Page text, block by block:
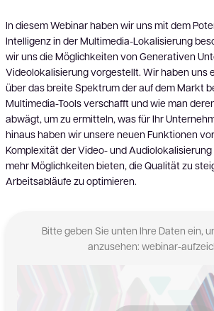
In diesem Webinar haben wir uns mit dem
Intelligenz in der Multimedia-Lokalisierung
wir uns die Möglichkeiten von Generativen
Videolokalisierung vorgestellt. Wir haben uns
über das breite Spektrum der auf dem Markt
Multimedia-Tools verschafft und wie man
abwägt, um zu ermitteln, was für Ihr
hinaus haben wir unsere neuen Funktionen
Komplexität der Video- und
mehr Möglichkeiten bieten, die Qualität zu
Arbeitsabläufe zu optimieren.
Bitte geben Sie unten Ihre Daten ein,
anzusehen: webinar-